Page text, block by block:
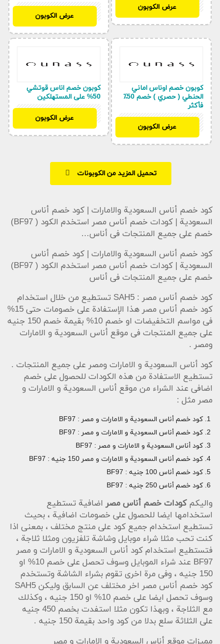
عرض الكوبون
عرض الكوبون
كوبون خصم اوناس اماني
الحنطي ( حصري ) خصم 50٪
فأكثر
عرض الكوبون
كوبون خصم اناس قوتشي
50% على المستهلكين
عرض الكوبون
تحميل المزيد من الكوبونات
كود خصم أناس السعودية والامارات | كود خصم أناس
السعودية | كودات خصم أناس مصر استخدم الكود ( BF97)
خصم على جميع المنتجات فى أناس…
كود خصم أناس السعودية والامارات | كود خصم أناس
السعودية | كودات خصم أناس مصر استخدم الكود ( BF97)
خصم على جميع المنتجات فى أناس
كود خصم أناس مصر : SAH5 تستطيع من خلال استخدام
كود خصم أناس مصر هذا الإستفادة على خصومات حتى 15%
فى مواسم التخفيضات او خصم 10% بقيمة خصم 150 جنيه
على جميع المنتجات فى موقع أناس السعودية و الامارات
ومصر .
كود أناس السعودية و الامارات ومصر على جميع المنتجات .
تستطيع الاستفادة من هذه الكودات للحصول على خصم
اضافى عند الشراء من موقع أناس السعودية و الامارات و
مصر مثل :
كود خصم أناس السعودية و الامارات و مصر : BF97
كود خصم أناس السعودية و الامارات و مصر : BF97
كود أناس السعودية و الامارات و مصر : BF97
كود خصم أناس السعودية و الامارات و مصر 150 جنيه : BF97
كود خصم أناس 100 جنيه : BF97
كود خصم أناس 250 جنيه : BF97
واليكمكودات خصم أناس مصراضافية تستطيع
استخدامها ايضا للحصول على خصومات اضافية ، بحيث
تستطيع استخدام جميع كود على منتج مختلف ، بمعنى اذا
كنت تحب مثلا شراء موبايل وشاشة تلفزيون ومثلا ثلاجة ،
فتستطيع استخدام كود أناس السعودية و الامارات و مصر
BF97
عند شراء الموبايل وسوف تحصل على خصم 10% او
150 جنيه ، وفى مرة اخرى تقوم بشراء الشاشة وتستخدم
كود خصم أناس مصر اخر مختلف عن السابق وليكن SAH5
وسوف تحصل ايضا على خصم 10% او 150 جنيه ، وكذلك
مع الثلاجة ، وبهذا تكون مثلا استفدت بخصم 450 جنيه
على الثلاثة سلع بدلا من كود واحد بقيمة 150 جنيه .
مميزات موقع أناس السعودية و الامارات و مصر